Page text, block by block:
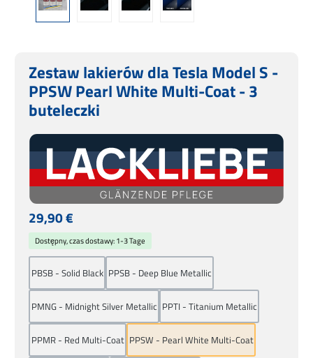
Zestaw lakierów dla Tesla Model S -
PPSW Pearl White Multi-Coat - 3
buteleczki
Cena regularna:
29,90 €
Dostępny, czas dostawy: 1-3 Tage
PBSB - Solid Black PPSB - Deep Blue Metallic
PMNG - Midnight Silver Metallic PPTI - Titanium Metallic
PPMR - Red Multi-Coat PPSW - Pearl White Multi-Coat